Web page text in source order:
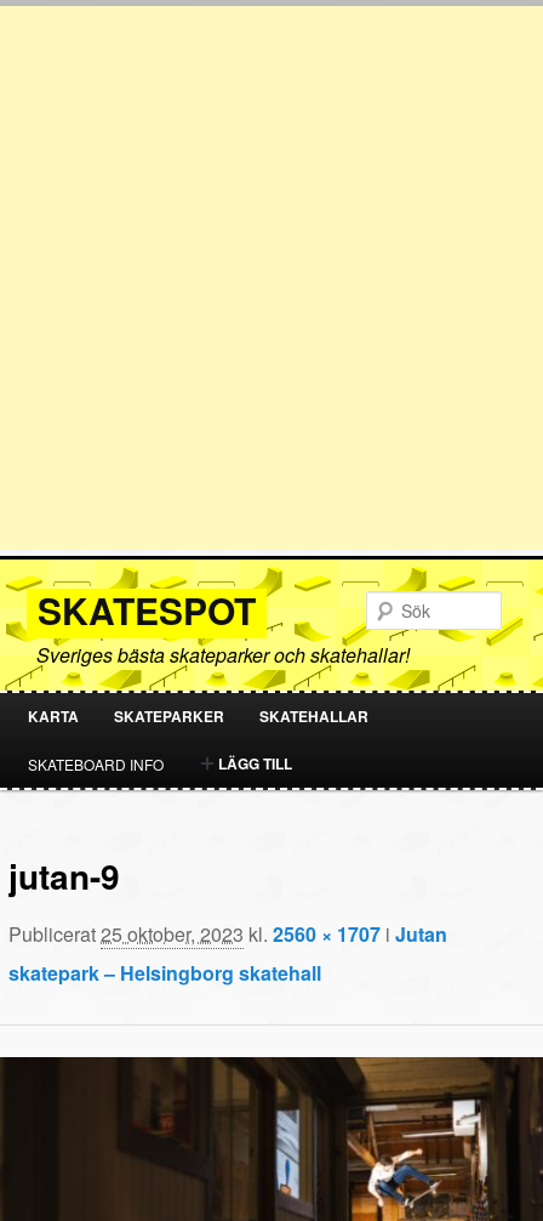
SKATESPOT
Sveriges bästa skateparker och skatehallar!
HOPPA
TILL
HOPPA
TILL
KARTA SKATEPARKER SKATEHALLAR
SKATEBOARD INFO LÄGG TILL
jutan-9
Publicerat25 oktober, 2023 kl.2560 × 1707 iJutan
skatepark – Helsingborg skatehall